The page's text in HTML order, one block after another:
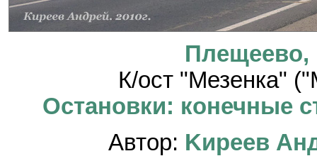
Плещеево,
К/ост "Мезенка"
Остановки: конечные
Автор: Kиpeeв